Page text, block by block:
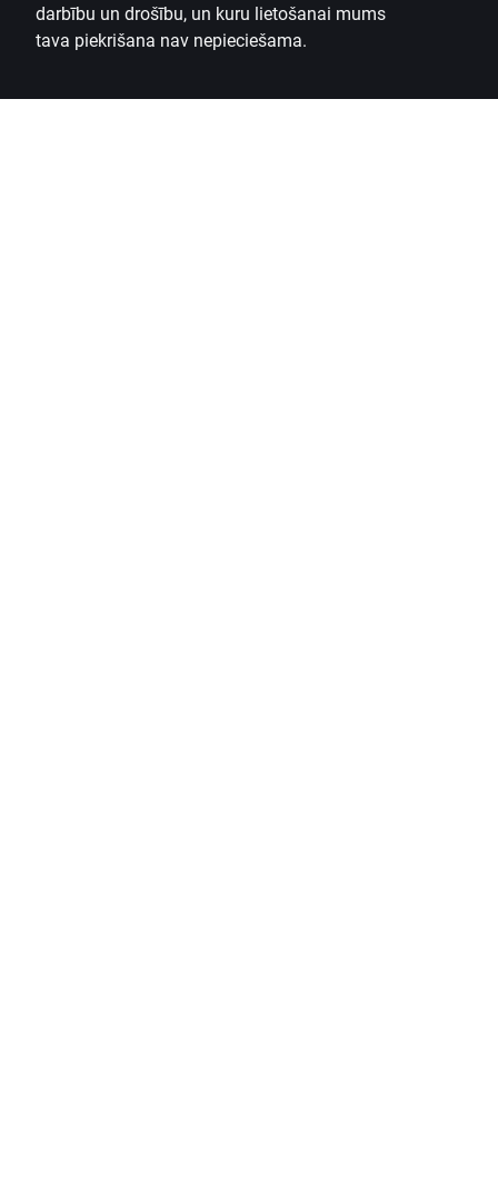
darbību un drošību, un kuru lietošanai mums
tava piekrišana nav nepieciešama.